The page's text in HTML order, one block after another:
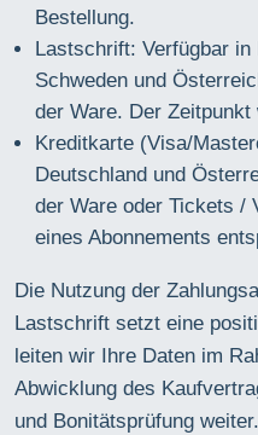
Bestellung.
Lastschrift: Verfügbar
Schweden und
der Ware. Der
Kreditkarte (Visa/
Deutschland und
der Ware oder Tickets /
eines Abonnements
Die Nutzung der
Lastschrift setzt eine
leiten wir Ihre Daten im
Abwicklung des
und Bonitätsprüfung